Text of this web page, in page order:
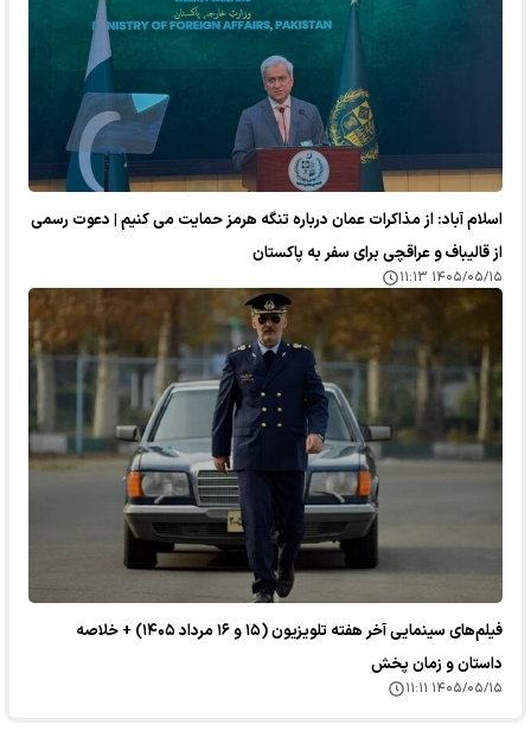
اسلام آباد: از مذاکرات عمان درباره تنگه هرمز حمایت می کنیم | دعوت رسمی
از قالیباف و عراقچی برای سفر به پاکستان
۱۴۰۵/۰۵/۱۵ ۱۱:۱۳
فیلم‌های سینمایی آخر هفته تلویزیون (۱۵ و ۱۶ مرداد ۱۴۰۵) + خلاصه
داستان و زمان پخش
۱۴۰۵/۰۵/۱۵ ۱۱:۱۱